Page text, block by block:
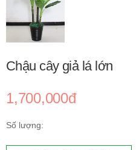
Chậu cây giả lá lớn
1,700,000đ
Số lượng: